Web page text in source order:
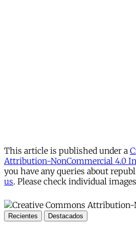
This article is published under a
Attribution-NonCommercial 4.0
you have any queries about
us. Please check individual
Recientes Destacados